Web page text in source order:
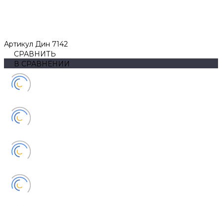
Артикул Дин 7142
СРАВНИТЬ
В СРАВНЕНИИ